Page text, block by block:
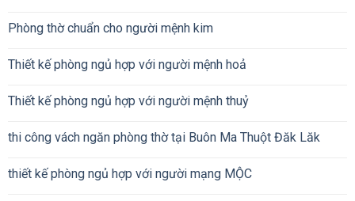
Phòng thờ chuẩn cho người mệnh kim
Thiết kế phòng ngủ hợp với người mệnh hoả
Thiết kế phòng ngủ hợp với người mệnh thuỷ
thi công vách ngăn phòng thờ tại Buôn Ma Thuột Đăk Lăk
thiết kế phòng ngủ hợp với người mạng MỘC